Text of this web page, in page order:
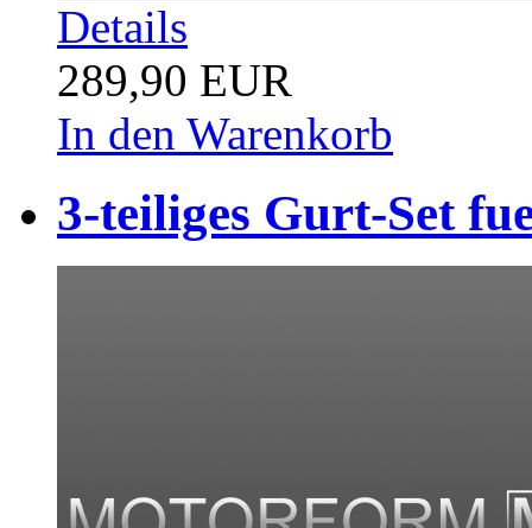
Details
289,90 EUR
In den Warenkorb
3-teiliges Gurt-Set